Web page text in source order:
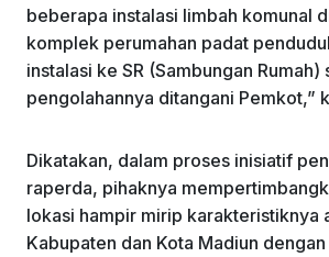
beberapa instalasi limbah komunal
komplek perumahan padat
instalasi ke SR (Sambungan Rumah)
pengolahannya ditangani Pemkot,”
Dikatakan, dalam proses inisiatif
raperda, pihaknya
lokasi hampir mirip karakteristiknya
Kabupaten dan Kota Madiun